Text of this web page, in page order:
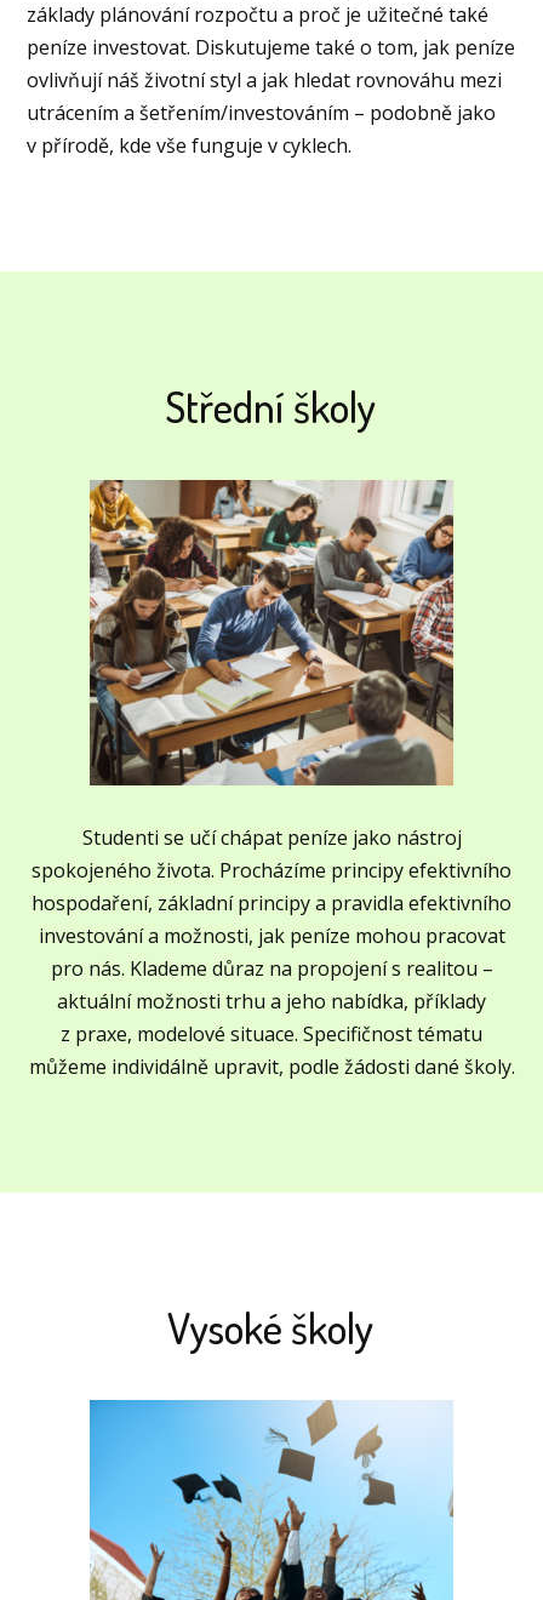
základy plánování rozpočtu a proč je užitečné také
peníze investovat. Diskutujeme také o tom, jak peníze
ovlivňují náš životní styl a jak hledat rovnováhu mezi
utrácením a šetřením/investováním – podobně jako
v přírodě, kde vše funguje v cyklech.
Střední školy
Studenti se učí chápat peníze jako nástroj
spokojeného života. Procházíme principy efektivního
hospodaření, základní principy a pravidla efektivního
investování a možnosti, jak peníze mohou pracovat
pro nás. Klademe důraz na propojení s realitou –
aktuální možnosti trhu a jeho nabídka, příklady
z praxe, modelové situace. Specifičnost tématu
můžeme individálně upravit, podle žádosti dané školy.
Vysoké školy